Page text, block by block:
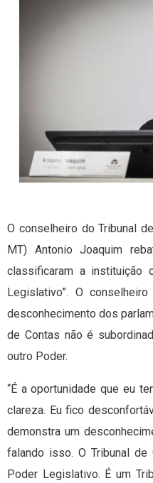
O conselheiro do Tribunal
MT) Antonio Joaquim
classificaram a instituição
Legislativo”. O
desconhecimento dos
de Contas não é
outro Poder.
“É a oportunidade que eu
clareza. Eu fico
demonstra um
falando isso. O Tribunal
Poder Legislativo. É um